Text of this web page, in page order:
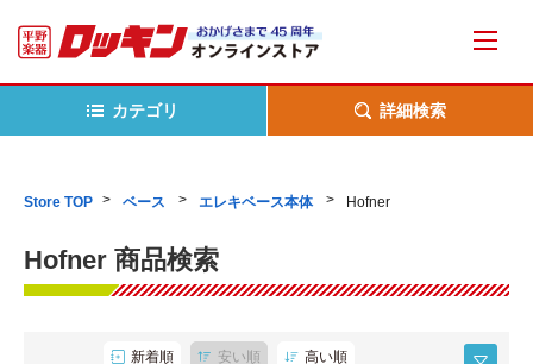
カテゴリ 詳細検索
Store TOP ベース エレキベース本体 Hofner
Hofner 商品検索
新着順 安い順 高い順